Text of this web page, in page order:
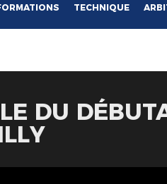
TECHNIQUE
DU